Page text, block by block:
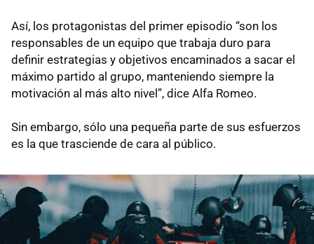
Así, los protagonistas del primer episodio “son los
responsables de un equipo que trabaja duro para
definir estrategias y objetivos encaminados a sacar el
máximo partido al grupo, manteniendo siempre la
motivación al más alto nivel”, dice Alfa Romeo.
Sin embargo, sólo una pequeña parte de sus esfuerzos
es la que trasciende de cara al público.